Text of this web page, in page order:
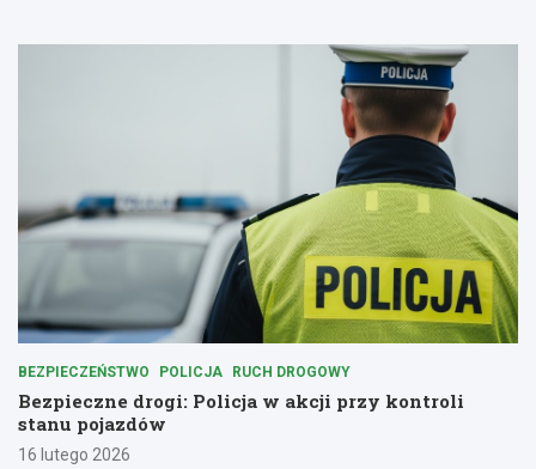
BEZPIECZEŃSTWO POLICJA RUCH DROGOWY
Bezpieczne drogi: Policja w akcji przy kontroli
stanu pojazdów
16 lutego 2026